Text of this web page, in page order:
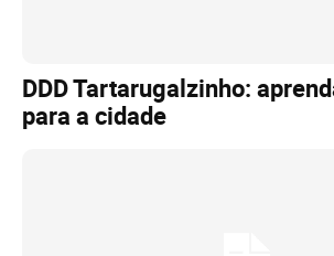
DDD Tartarugalzinho:
para a cidade